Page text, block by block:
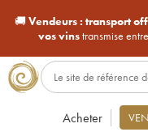
🚚Vendeurs : transport
vos vinstransmise
Acheter